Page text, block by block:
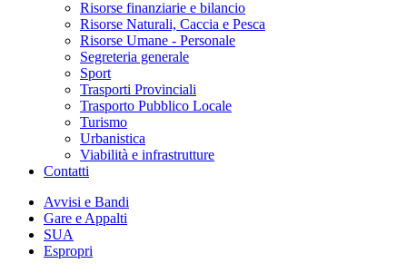
Risorse finanziarie e bilancio
Risorse Naturali, Caccia e Pesca
Risorse Umane - Personale
Segreteria generale
Sport
Trasporti Provinciali
Trasporto Pubblico Locale
Turismo
Urbanistica
Viabilità e infrastrutture
Contatti
Avvisi e Bandi
Gare e Appalti
SUA
Espropri